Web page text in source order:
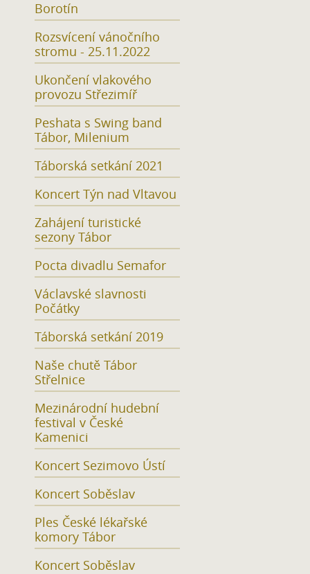
Borotín
Rozsvícení vánočního
stromu - 25.11.2022
Ukončení vlakového
provozu Střezimíř
Peshata s Swing band
Tábor, Milenium
Táborská setkání 2021
Koncert Týn nad Vltavou
Zahájení turistické
sezony Tábor
Pocta divadlu Semafor
Václavské slavnosti
Počátky
Táborská setkání 2019
Naše chutě Tábor
Střelnice
Mezinárodní hudební
festival v České
Kamenici
Koncert Sezimovo Ústí
Koncert Soběslav
Ples České lékařské
komory Tábor
Koncert Soběslav